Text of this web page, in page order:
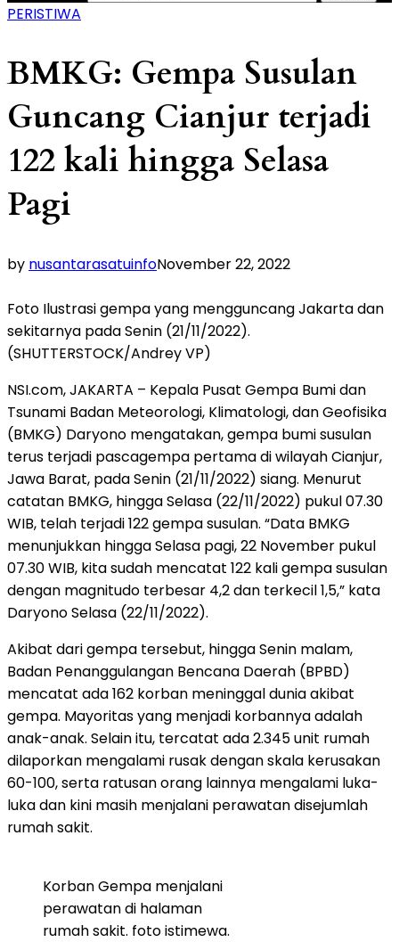
PERISTIWA
BMKG: Gempa Susulan
Guncang Cianjur terjadi
122 kali hingga Selasa
Pagi
by nusantarasatuinfoNovember 22, 2022
Foto Ilustrasi gempa yang mengguncang Jakarta dan
sekitarnya pada Senin (21/11/2022).
(SHUTTERSTOCK/Andrey VP)
NSI.com, JAKARTA – Kepala Pusat Gempa Bumi dan
Tsunami Badan Meteorologi, Klimatologi, dan Geofisika
(BMKG) Daryono mengatakan, gempa bumi susulan
terus terjadi pascagempa pertama di wilayah Cianjur,
Jawa Barat, pada Senin (21/11/2022) siang. Menurut
catatan BMKG, hingga Selasa (22/11/2022) pukul 07.30
WIB, telah terjadi 122 gempa susulan. “Data BMKG
menunjukkan hingga Selasa pagi, 22 November pukul
07.30 WIB, kita sudah mencatat 122 kali gempa susulan
dengan magnitudo terbesar 4,2 dan terkecil 1,5,” kata
Daryono Selasa (22/11/2022).
Akibat dari gempa tersebut, hingga Senin malam,
Badan Penanggulangan Bencana Daerah (BPBD)
mencatat ada 162 korban meninggal dunia akibat
gempa. Mayoritas yang menjadi korbannya adalah
anak-anak. Selain itu, tercatat ada 2.345 unit rumah
dilaporkan mengalami rusak dengan skala kerusakan
60-100, serta ratusan orang lainnya mengalami luka-
luka dan kini masih menjalani perawatan disejumlah
rumah sakit.
Korban Gempa menjalani
perawatan di halaman
rumah sakit. foto istimewa.